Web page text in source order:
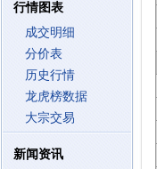
行情图表
成交明细
分价表
历史行情
龙虎榜数据
大宗交易
新闻资讯